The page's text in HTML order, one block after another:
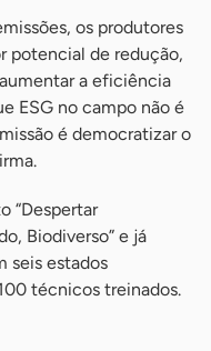
os produtores
potencial de redução,
a eficiência
ESG no campo não é
é democratizar o
“Despertar
Biodiverso” e já
seis estados
técnicos treinados.